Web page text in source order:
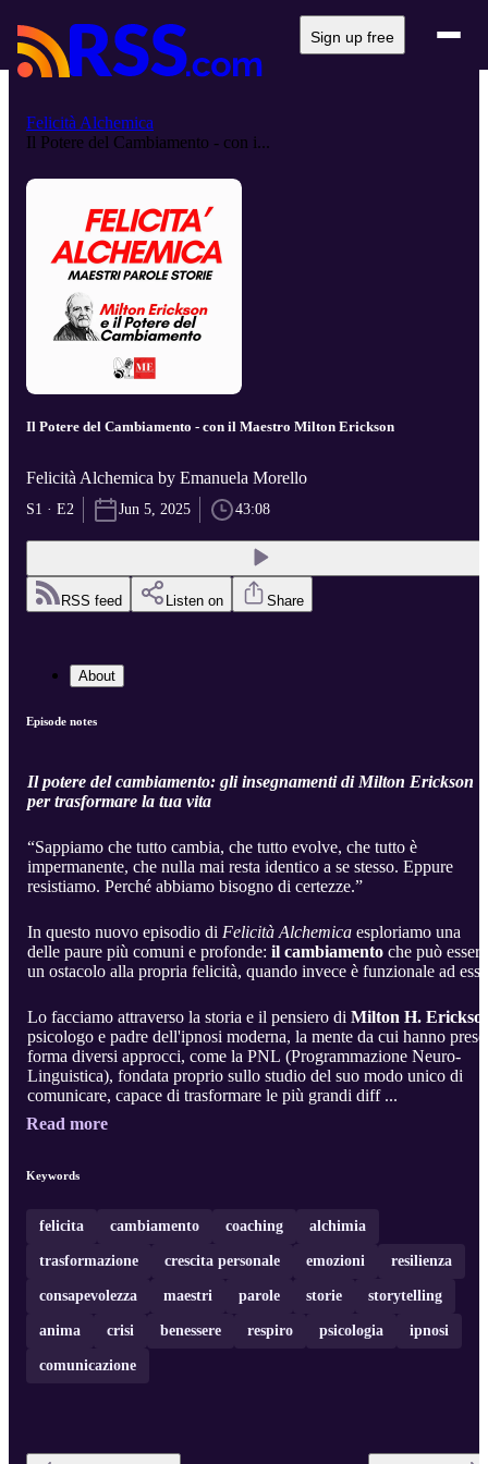
Sign up free
Felicità Alchemica
Il Potere del Cambiamento - con i...
Il Potere del Cambiamento - con il Maestro Milton Erickson
Felicità Alchemica by Emanuela Morello
S1 · E2 Jun 5, 2025 43:08
RSS feed Listen on Share
About
Episode notes
Il potere del cambiamento: gli insegnamenti di Milton Erickson
per trasformare la tua vita
“Sappiamo che tutto cambia, che tutto evolve, che tutto è
impermanente, che nulla mai resta identico a se stesso. Eppure
resistiamo. Perché abbiamo bisogno di certezze.”
In questo nuovo episodio di Felicità Alchemica esploriamo una
delle paure più comuni e profonde: il cambiamento che può essere
un ostacolo alla propria felicità, quando invece è funzionale ad
Lo facciamo attraverso la storia e il pensiero di Milton H.
psicologo e padre dell'ipnosi moderna, la mente da cui hanno preso
forma diversi approcci, come la PNL (Programmazione Neuro-
Linguistica), fondata proprio sullo studio del suo modo unico di
comunicare, capace di trasformare le più grandi diff ...
Read more
Keywords
felicita cambiamento coaching alchimia
trasformazione crescita personale emozioni resilienza
consapevolezza maestri parole storie storytelling
anima crisi benessere respiro psicologia ipnosi
comunicazione